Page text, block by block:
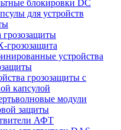
блокировки DC
для устройств
грозозащиты
грозозащита
устройства
грозозащиты с
капсулой
модули
защиты
АФТ